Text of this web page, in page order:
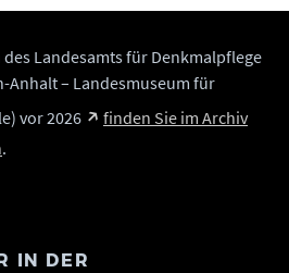
Landesamts für Denkmalpflege
Anhalt – Landesmuseum für
vor 2026
finden Sie im Archiv
.
IN DER